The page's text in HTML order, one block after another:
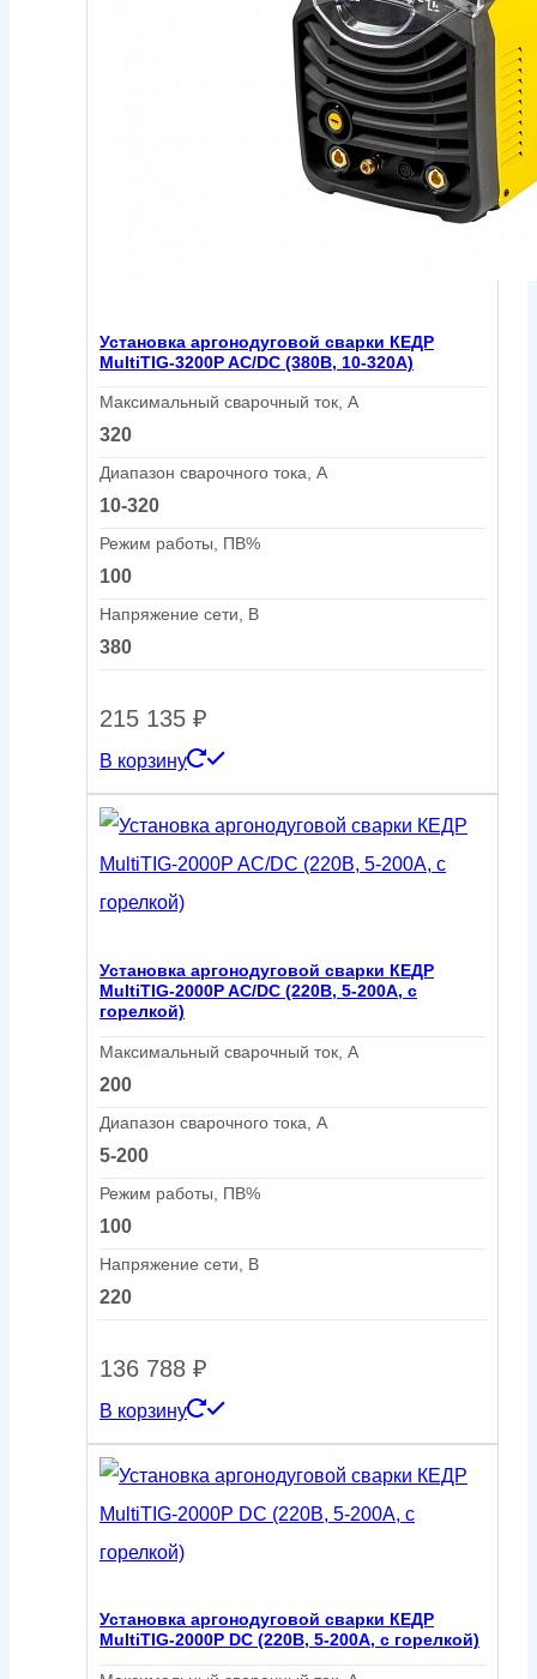
Установка аргонодуговой сварки КЕДР
MultiTIG-3200P AC/DC (380В, 10-320А)
Максимальный сварочный ток, А
320
Диапазон сварочного тока, А
10-320
Режим работы, ПВ%
100
Напряжение сети, В
380
215 135 ₽
В корзину
Установка аргонодуговой сварки КЕДР
MultiTIG-2000P AC/DC (220В, 5-200А, с
горелкой)
Максимальный сварочный ток, А
200
Диапазон сварочного тока, А
5-200
Режим работы, ПВ%
100
Напряжение сети, В
220
136 788 ₽
В корзину
Установка аргонодуговой сварки КЕДР
MultiTIG-2000P DC (220В, 5-200А, с горелкой)